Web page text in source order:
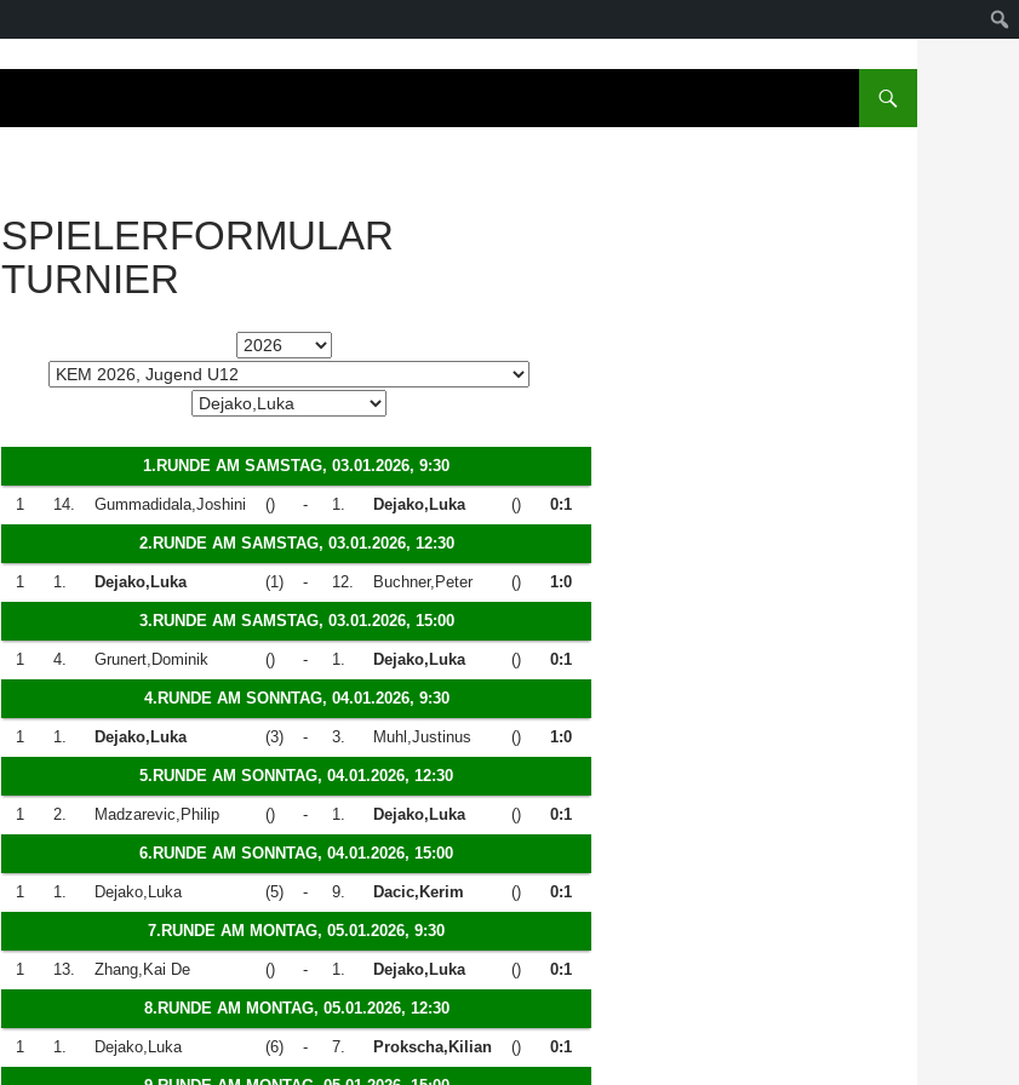
SPIELERFORMULAR
TURNIER
1.RUNDE AM SAMSTAG, 03.01.2026, 9:30
1 14. Gummadidala,Joshini () - 1. Dejako,Luka () 0:1
2.RUNDE AM SAMSTAG, 03.01.2026, 12:30
1 1. Dejako,Luka (1) - 12. Buchner,Peter () 1:0
3.RUNDE AM SAMSTAG, 03.01.2026, 15:00
1 4. Grunert,Dominik () - 1. Dejako,Luka () 0:1
4.RUNDE AM SONNTAG, 04.01.2026, 9:30
1 1. Dejako,Luka (3) - 3. Muhl,Justinus () 1:0
5.RUNDE AM SONNTAG, 04.01.2026, 12:30
1 2. Madzarevic,Philip () - 1. Dejako,Luka () 0:1
6.RUNDE AM SONNTAG, 04.01.2026, 15:00
1 1. Dejako,Luka (5) - 9. Dacic,Kerim () 0:1
7.RUNDE AM MONTAG, 05.01.2026, 9:30
1 13. Zhang,Kai De () - 1. Dejako,Luka () 0:1
8.RUNDE AM MONTAG, 05.01.2026, 12:30
1 1. Dejako,Luka (6) - 7. Prokscha,Kilian () 0:1